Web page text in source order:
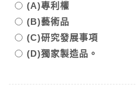
(A)專利權
(B)藝術品
(C)研究發展事項
(D)獨家製造品。